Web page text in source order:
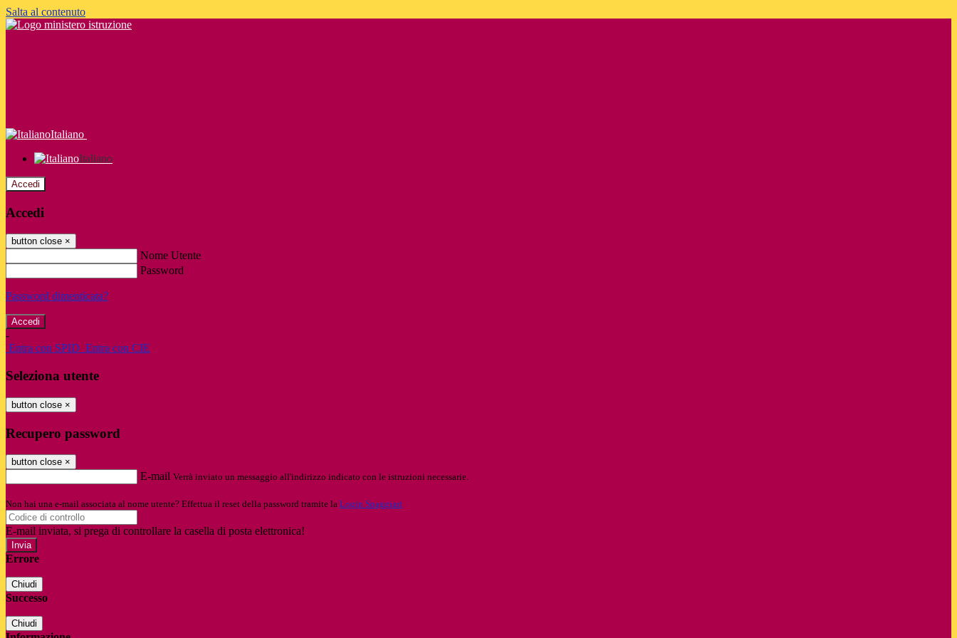
Salta al contenuto
Italiano
Italiano
Accedi
Accedi
button close ×
Nome Utente
Password
Password dimenticata?
-
Entra con SPID Entra con CIE
Seleziona utente
button close ×
Recupero password
button close ×
E-mail Verrà inviato un messaggio all'indirizzo indicato con le istruzioni necessarie.
Non hai una e-mail associata al nome utente? Effettua il reset della password tramite la Login Spaggiari
E-mail inviata, si prega di controllare la casella di posta elettronica!
Errore
Chiudi
Successo
Chiudi